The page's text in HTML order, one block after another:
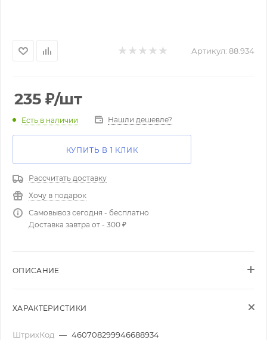
Артикул: 88.934
235 ₽/шт
Есть в наличии Нашли дешевле?
КУПИТЬ В 1 КЛИК
Рассчитать доставку
Хочу в подарок
Самовывоз сегодня - бесплатно
Доставка завтра от - 300 ₽
ОПИСАНИЕ
ХАРАКТЕРИСТИКИ
ШтрихКод — 460708299946688934